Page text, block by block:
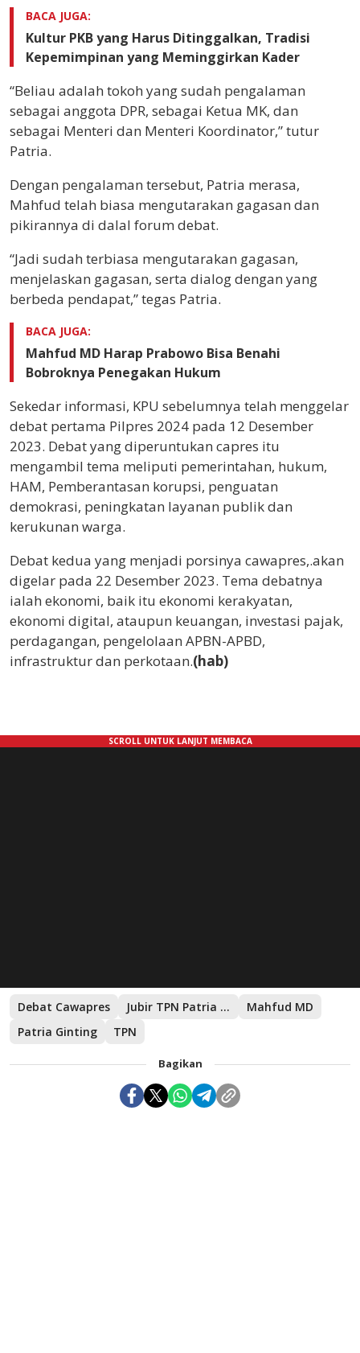
BACA JUGA:
Kultur PKB yang Harus Ditinggalkan, Tradisi
Kepemimpinan yang Meminggirkan Kader
“Beliau adalah tokoh yang sudah pengalaman
sebagai anggota DPR, sebagai Ketua MK, dan
sebagai Menteri dan Menteri Koordinator,” tutur
Patria.
Dengan pengalaman tersebut, Patria merasa,
Mahfud telah biasa mengutarakan gagasan dan
pikirannya di dalal forum debat.
“Jadi sudah terbiasa mengutarakan gagasan,
menjelaskan gagasan, serta dialog dengan yang
berbeda pendapat,” tegas Patria.
BACA JUGA:
Mahfud MD Harap Prabowo Bisa Benahi
Bobroknya Penegakan Hukum
Sekedar informasi, KPU sebelumnya telah menggelar
debat pertama Pilpres 2024 pada 12 Desember
2023. Debat yang diperuntukan capres itu
mengambil tema meliputi pemerintahan, hukum,
HAM, Pemberantasan korupsi, penguatan
demokrasi, peningkatan layanan publik dan
kerukunan warga.
Debat kedua yang menjadi porsinya cawapres,.akan
digelar pada 22 Desember 2023. Tema debatnya
ialah ekonomi, baik itu ekonomi kerakyatan,
ekonomi digital, ataupun keuangan, investasi pajak,
perdagangan, pengelolaan APBN-APBD,
infrastruktur dan perkotaan.(hab)
Debat Cawapres Jubir TPN Patria Ginting
Mahfud MD
Patria Ginting
TPN
Bagikan